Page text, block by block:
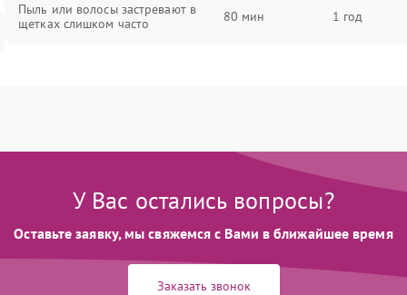
Пыль или волосы застревают в
щетках слишком часто
80 мин 1 год
У Вас остались вопросы?
Оставьте заявку, мы свяжемся с Вами в ближайшее время
Заказать звонок